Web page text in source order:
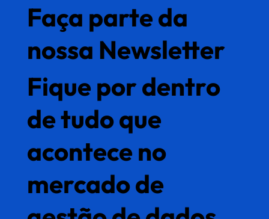
Como evitar
retrabalho
com
automação e
governança de
Faça parte da
nossa Newsletter
Fique por dentro
de tudo que
acontece no
mercado de